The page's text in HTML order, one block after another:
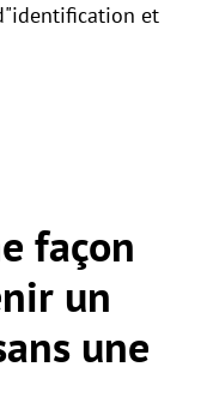
et
façon
un
une